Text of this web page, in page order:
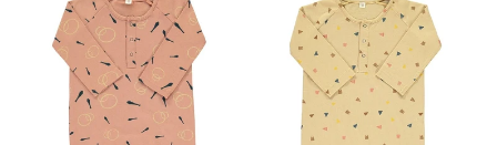
imprimé
jonglerie
beige
imprimé
triangles